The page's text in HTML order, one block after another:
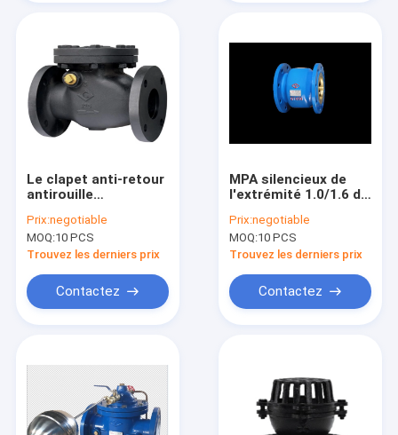
Produits
A propos de nous
Le clapet anti-retour
antirouille
de norme ANSI,
clapet anti-retour
hydraulique
Prix:negotiable
MOQ:10 PCS
Trouvez les derniers prix
Contactez
MPA silencieux de
l'extrémité 1.0/1.6 de
l'érosion de clapet
anti-retour
d'ascenseur de fer
Prix:negotiable
MOQ:10 PCS
Trouvez les derniers prix
Contactez